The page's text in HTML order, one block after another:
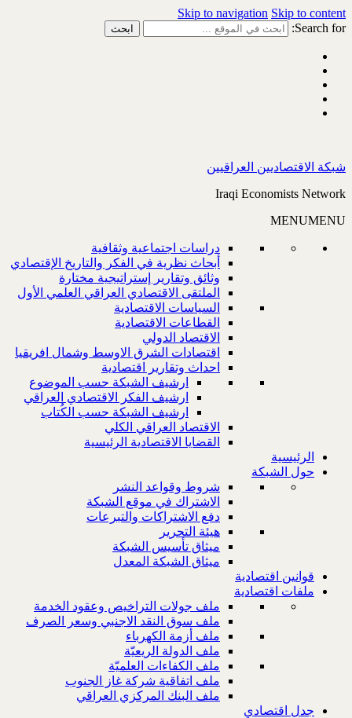
Skip to navigation Skip to content
Search for:
شبكة الاقتصاديين العراقيين
Iraqi Economists Network
MENUMENU
دراسات اجتماعية وثقافية
أبحاث نظرية في الفكر والتاريخ الإقتصادي
وثائق وتقارير إستراتيجية مختارة
الملتقى الاقتصادي العراقي العلمي الأول
السياسات الاقتصادية
القطاعات الاقتصادية
الاقتصاد الدولي
اقتصادات الشرق الاوسط وشمال افريقيا
احداث وتقارير اقتصادية
ارشيف الشبكة حسب الموضوع
ارشيف الفكر الاقتصادي العراقي
ارشيف الشبكة حسب الكُتاب
الاقتصاد العراقي الكلي
القضايا الاقتصادية الرئيسية
الرئيسية
حول الشبكة
شروط وقواعد النشر
الاشتراك في موقع الشبكة
دفع الاشتراكات والتبرعات
هيئة التحرير
ميثاق تأسيس الشبكة
ميثاق الشبكة المعدل
قوانين اقتصادية
ملفات اقتصادية
ملف جولات التراخيص وعقود الخدمة
ملف سوق النقد الاجنبي وسعر الصرف
ملف أزمة الكهرباء
ملف الدولة الريعيّة
ملف الكفاءات العلميّة
ملف اتفاقية شركة غاز الجنوب
ملف البنك المركزي العراقي
جدل اقتصادي